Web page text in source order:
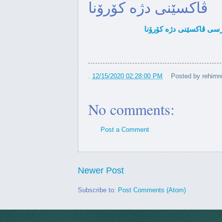
دیدار له‌گه‌ڵ باڵوێزی ئەمریكا لە
چوار كه‌سایه‌تی ساڵ
ده‌ستنیشان...
دیدار له‌گه‌ڵ حاكمی
رێگری بکات له فرۆشتنی
چەک...
ڤاكسێنی دژه‌ كۆرۆنا
12/15/2020 02:28:00 PM Posted by
No comments:
Post a Comment
Newer Post
Subscribe to: Post Comments (Atom)